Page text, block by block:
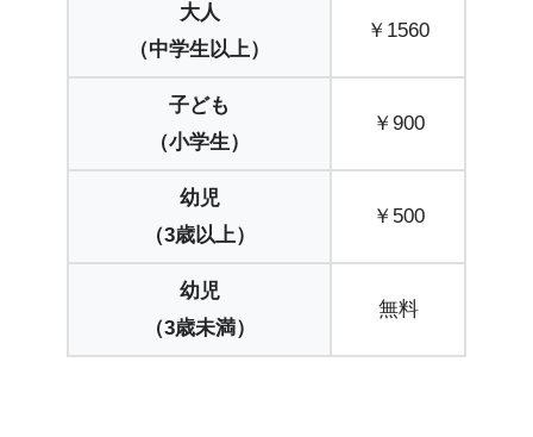
大人
（中学生以上）
￥1560
子ども
（小学生）
￥900
幼児
（3歳以上）
￥500
幼児
（3歳未満）
無料